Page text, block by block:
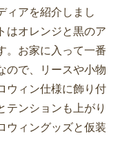
ィアを紹介しまし
はオレンジと黒のア
。お家に入って一番
ので、リースや小物
ウィン仕様に飾り付
テンションも上がり
ウィングッズと仮装